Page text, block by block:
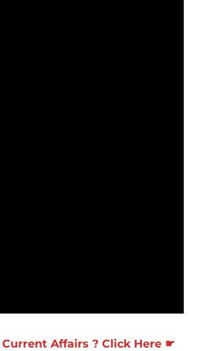
Affairs ? Click Here ☛